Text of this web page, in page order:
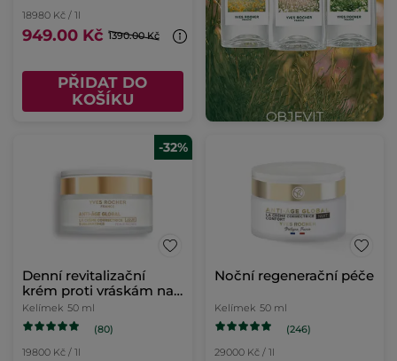
18980 Kč / 1l
949.00 Kč 1390.00 Kč
PŘIDAT DO
KOŠÍKU
-32%
Denní revitalizační
krém proti vráskám na
suchou pleť
Kelímek 50 ml
(80)
19800 Kč / 1l
Noční regenerační péče
Kelímek 50 ml
(246)
29000 Kč / 1l